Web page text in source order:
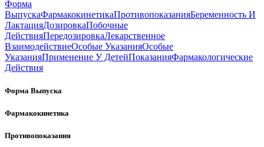
Форма
ВыпускаФармакокинетикаПротивопоказанияБеременность И
ЛактацияДозировкаПобочные
ДействияПередозировкаЛекарственное
ВзаимодействиеОсобые УказанияОсобые
УказанияПрименение У ДетейПоказанияФармакологические
Действия
Форма Выпуска
Фармакокинетика
Противопоказания